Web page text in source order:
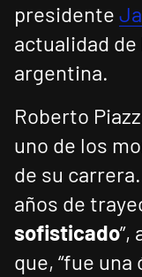
presidente
actualidad
argentina.
Roberto
uno de los
de su carrera.
años de
sofisticado”,
que, “fue